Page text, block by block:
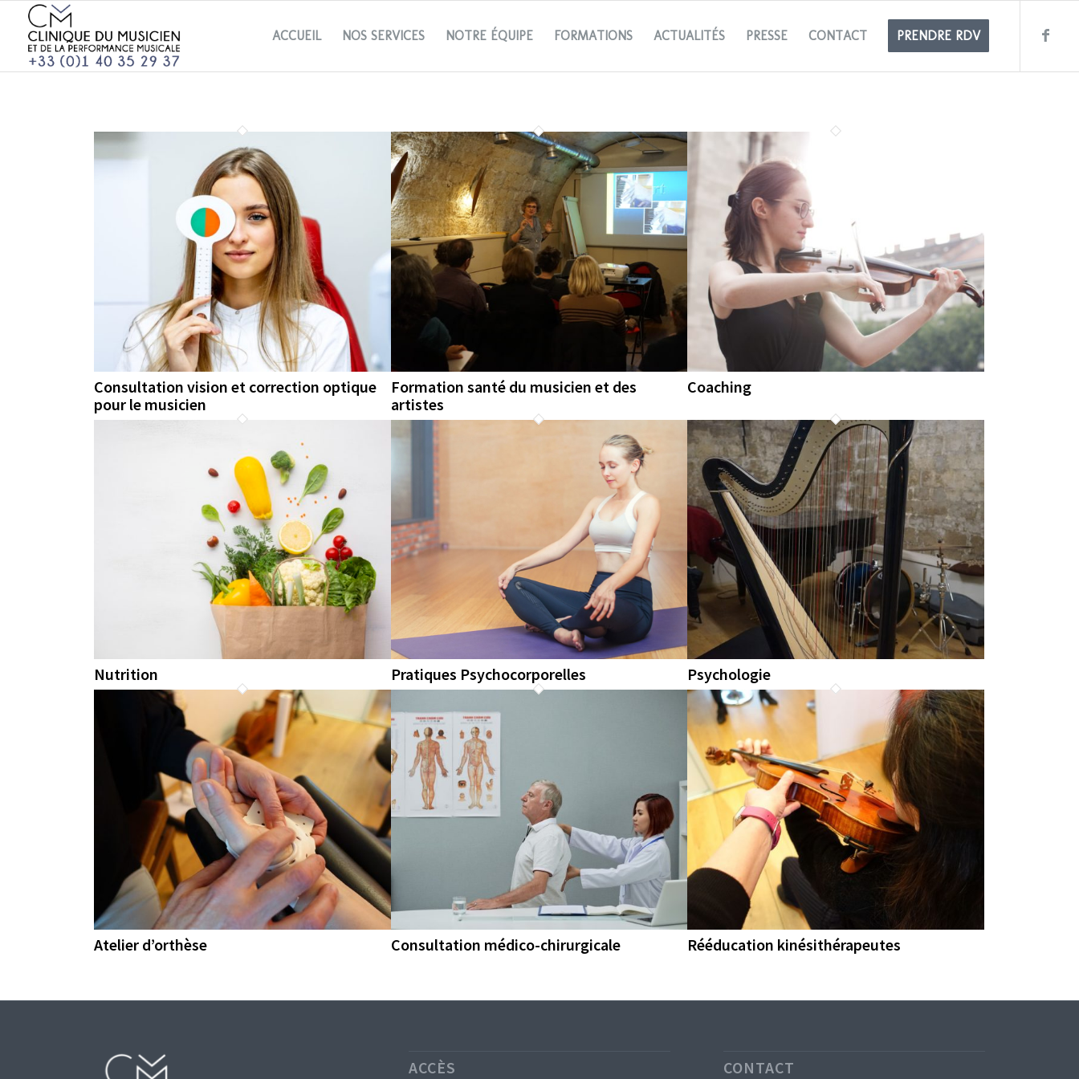
ACCUEIL NOS SERVICES NOTRE ÉQUIPE FORMATIONS ACTUALITÉS PRESSE CONTACT PRENDRE RDV
Consultation vision et correction optique
pour le musicien
Formation santé du musicien et des
artistes
Coaching
Nutrition Pratiques Psychocorporelles Psychologie
Atelier d’orthèse Consultation médico-chirurgicale Rééducation kinésithérapeutes
ACCÈS CONTACT